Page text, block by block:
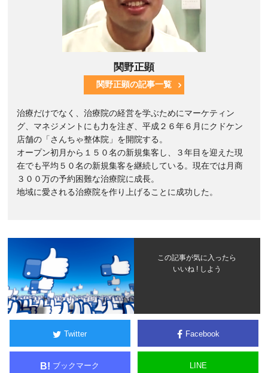
関野正顕
関野正顕の記事一覧
治療だけでなく、治療院の経営を学ぶためにマーケティン
グ、マネジメントにも力を注ぎ、平成２６年６月にクドケン
店舗の「さんちゃ整体院」を開院する。
オープン初月から１５０名の新規集客し、３年目を迎えた現
在でも平均５０名の新規集客を継続している。現在では月商
３００万の予約困難な治療院に成長。
地域に愛される治療院を作り上げることに成功した。
この記事が気に入ったら
いいね ! しよう
Twitter Facebook
B! ブックマーク LINE